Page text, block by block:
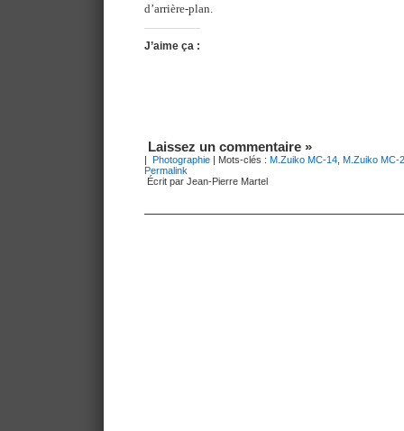
d’arrière-plan.
J’aime ça :
Laissez un commentaire »
| Photographie | Mots-clés : M.Zuiko MC-14 M.Zuiko MC-
Permalink
Écrit par Jean-Pierre Martel